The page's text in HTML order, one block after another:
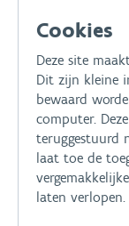
Cookies
Deze site
Dit zijn kleine
bewaard
computer.
teruggestuurd
laat toe de
laten verlopen.